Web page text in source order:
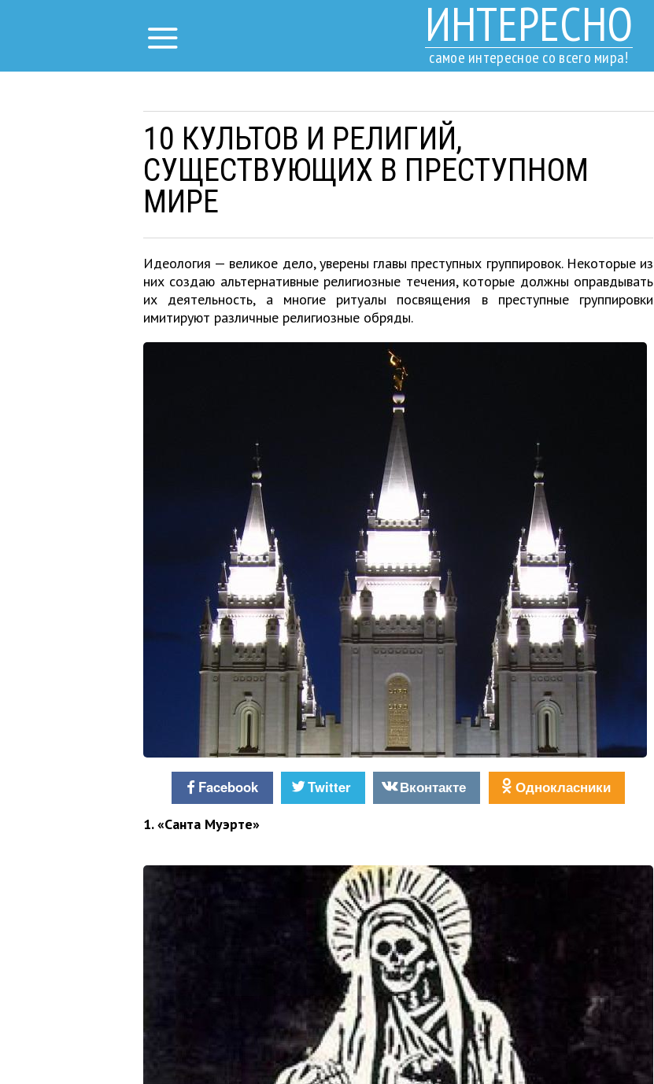
ИНТЕРЕСНО
самое интересное со всего мира!
10 КУЛЬТОВ И РЕЛИГИЙ,
СУЩЕСТВУЮЩИХ В ПРЕСТУПНОМ
МИРЕ
Идеология — великое дело, уверены главы преступных группировок. Некоторые из
них создаю альтернативные религиозные течения, которые должны оправдывать
их деятельность, а многие ритуалы посвящения в преступные группировки
имитируют различные религиозные обряды.
Facebook Twitter Вконтакте Однокласники
1. «Санта Муэрте»